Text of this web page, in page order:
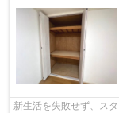
新生活を失敗せず、ス